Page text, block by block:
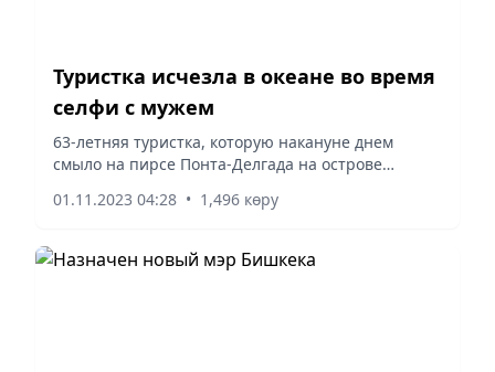
Туристка исчезла в океане во время
селфи с мужем
63-летняя туристка, которую накануне днем
смыло на пирсе Понта-Делгада на острове
сильными волнами, решила сфотографироваться
01.11.2023 04:28 • 1,496 көру